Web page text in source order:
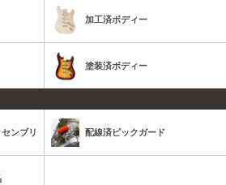
加工済ボディー
塗装済ボディー
ンブリ 配線済ピックガード